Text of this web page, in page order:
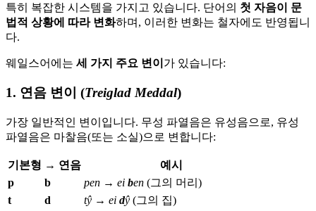
특히 복잡한 시스템을 가지고 있습니다. 단어의 첫 자음이 문
법적 상황에 따라 변화하며, 이러한 변화는 철자에도 반영됩니
다.
웨일스어에는 세 가지 주요 변이 가 있습니다:
1. 연음 변이 (Treiglad Meddal)
가장 일반적인 변이입니다. 무성 파열음은 유성음으로, 유성
파열음은 마찰음(또는 소실)으로 변합니다:
기본형 → 연음
예시
p
b pen → ei ben (그의 머리)
t
d tŷ → ei dŷ (그의 집)